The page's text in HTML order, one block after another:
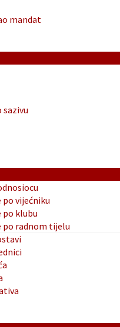
mandat
vijećniku
klubu
po radnom tijelu